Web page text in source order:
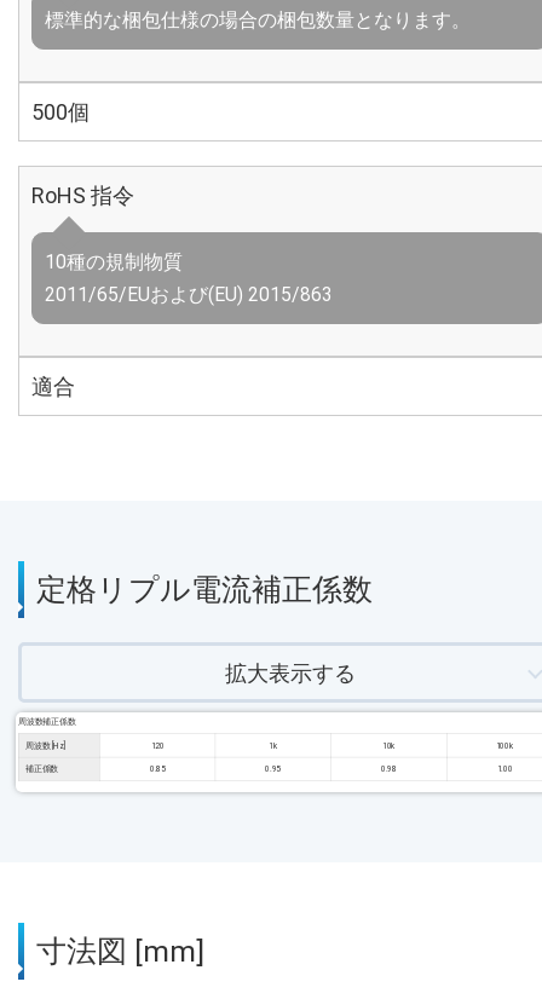
標準的な梱包仕様の場合の梱包数量となります。
500個
RoHS 指令
10種の規制物質
2011/65/EUおよび(EU) 2015/863
適合
定格リプル電流補正係数
拡大表示する
周波数補正係数
周波数 [Hz] 120 1k 10k 100k
補正係数 0.85 0.95 0.98 1.00
寸法図 [mm]